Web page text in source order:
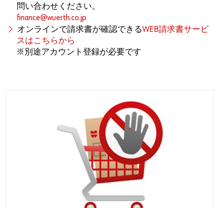
問い合わせください。
finance@wuerth.co.jp
オンラインで請求書が確認できるWEB請求書サービ
スはこちらから
※別途アカウント登録が必要です